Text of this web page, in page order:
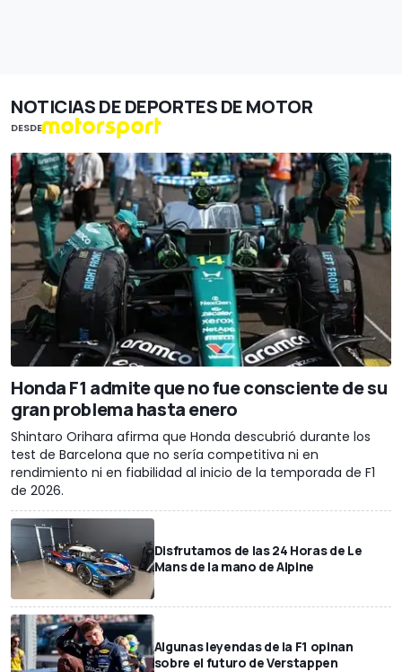
NOTICIAS DE DEPORTES DE MOTOR
DESDE
Honda F1 admite que no fue consciente de su
gran problema hasta enero
Shintaro Orihara afirma que Honda descubrió durante los
test de Barcelona que no sería competitiva ni en
rendimiento ni en fiabilidad al inicio de la temporada de F1
de 2026.
Disfrutamos de las 24 Horas de Le
Mans de la mano de Alpine
Algunas leyendas de la F1 opinan
sobre el futuro de Verstappen